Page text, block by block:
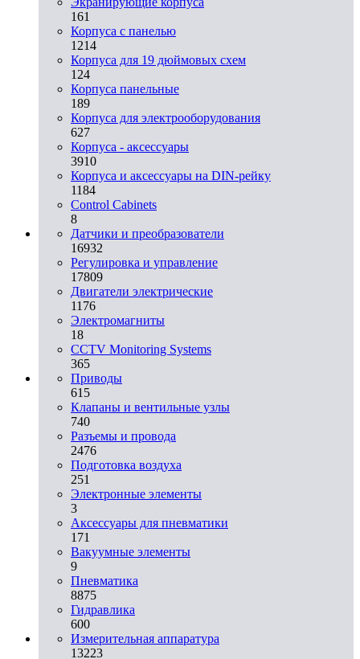
161
Корпуса с панелью
1214
Корпуса для 19 дюймовых схем
124
Корпуса панельные
189
Корпуса для электрооборудования
627
Корпуса - аксессуары
3910
Корпуса и аксессуары на DIN-рейку
1184
Control Cabinets
8
Датчики и преобразователи
16932
Регулировка и управление
17809
Двигатели электрические
1176
Электромагниты
18
CCTV Monitoring Systems
365
Приводы
615
Клапаны и вентильные узлы
740
Разъемы и провода
2476
Подготовка воздуха
251
Электронные элементы
3
Аксессуары для пневматики
171
Вакуумные элементы
9
Пневматика
8875
Гидравлика
600
Измерительная аппаратура
13223